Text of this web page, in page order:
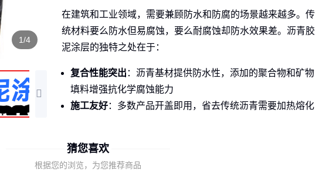
1/4
在建筑和工业领域，需要兼顾防水和防腐的场景越来越多。传
统材料要么防水但易腐蚀，要么耐腐蚀却防水效果差。沥青胶
泥涂层的独特之处在于：
复合性能突出 ：沥青基材提供防水性，添加的聚合物和矿物
填料增强抗化学腐蚀能力
施工友好：多数产品开盖即用，省去传统沥青需要加热熔化
方能应对多种场景
猜您喜欢
根据您的浏览，为您推荐商品